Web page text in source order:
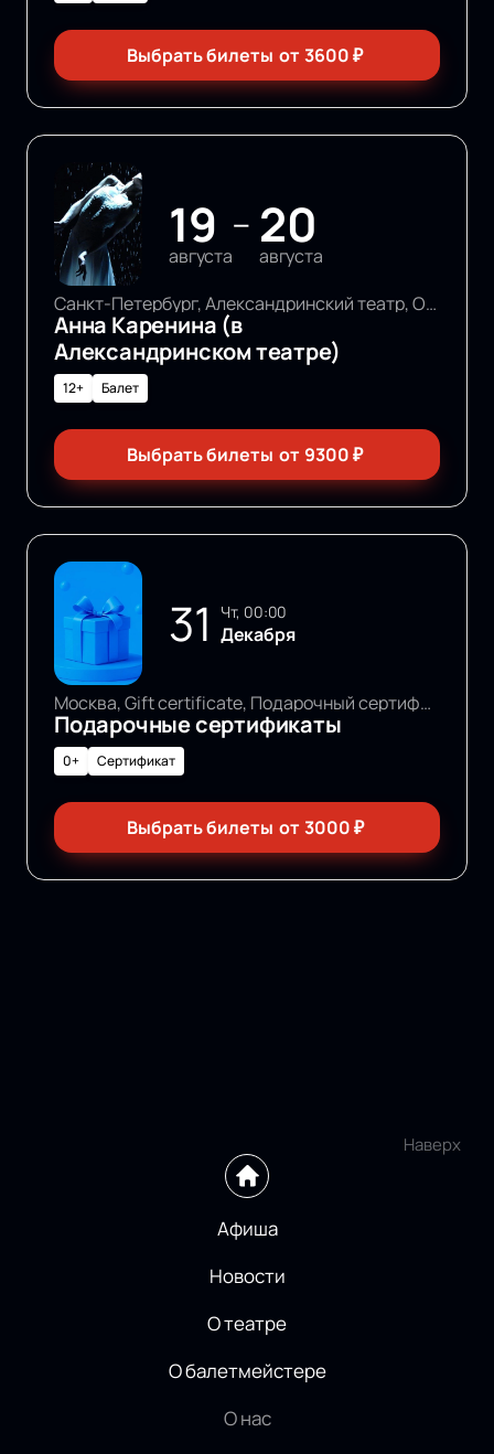
Выбрать билеты от3600₽
19
августа
— 20
августа
Санкт-Петербург, Александринский театр, Основная сцена
Анна Каренина (в
Александринском театре)
12+ Балет
Выбрать билеты от 9300₽
31 чт, 00:00
Декабря
Москва, Gift certificate, Подарочный сертификат
Подарочные сертификаты
0+ Сертификат
Выбрать билеты от 3000₽
Наверх
Афиша
Новости
О театре
О балетмейстере
О нас